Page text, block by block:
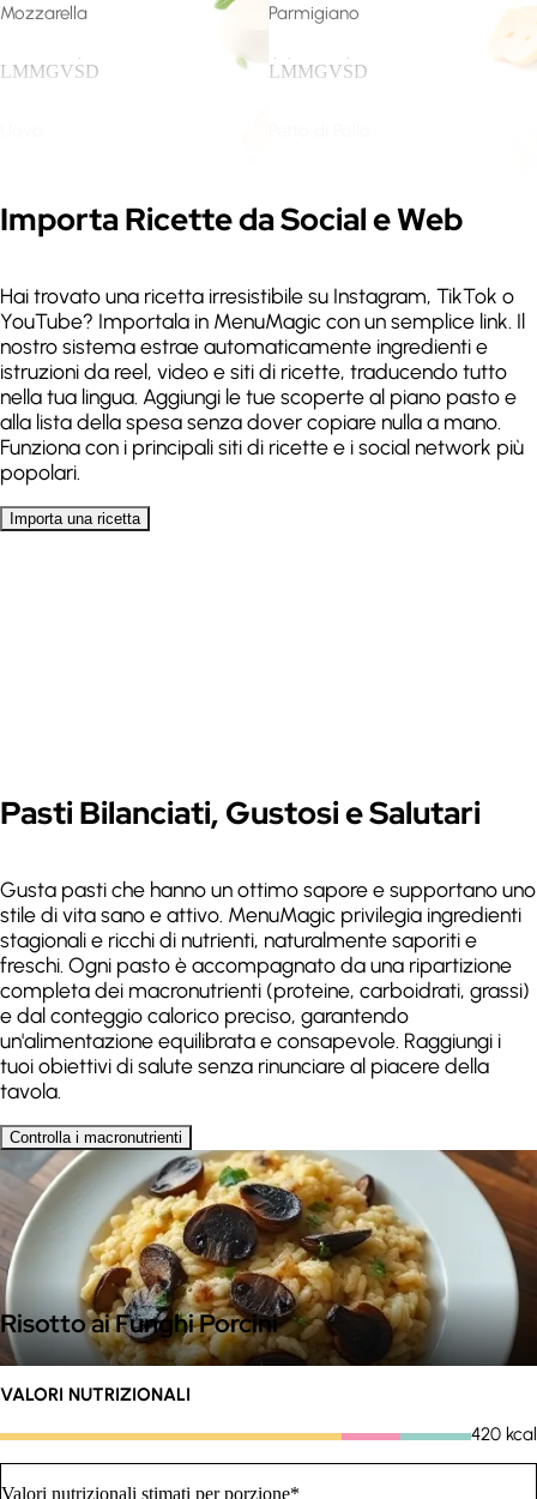
Senza lattosio Senza glutine
Allergie
Non mi piace
Mozzarella
LMMGVS
.
D
Parmigiano
L
.
M
.
MGVS
.
D
LM MGVS
.
D LM
.
MG V SD
Branzino
LMMGV SD
Lenticchie
LMMG
.
VSD
Quinoa
.
Importa Ricette da Social e Web
Hai trovato una ricetta irresistibile su Instagram, TikTok o
YouTube? Importala in MenuMagic con un semplice link. Il
nostro sistema estrae automaticamente ingredienti e
istruzioni da reel, video e siti di ricette, traducendo tutto
nella tua lingua. Aggiungi le tue scoperte al piano pasto e
alla lista della spesa senza dover copiare nulla a mano.
Funziona con i principali siti di ricette e i social network più
popolari.
Importa una ricetta
Pasti Bilanciati, Gustosi e Salutari
Gusta pasti che hanno un ottimo sapore e supportano uno
stile di vita sano e attivo. MenuMagic privilegia ingredienti
stagionali e ricchi di nutrienti, naturalmente saporiti e
freschi. Ogni pasto è accompagnato da una ripartizione
completa dei macronutrienti (proteine, carboidrati, grassi)
e dal conteggio calorico preciso, garantendo
un'alimentazione equilibrata e consapevole. Raggiungi i
tuoi obiettivi di salute senza rinunciare al piacere della
tavola.
Controlla i macronutrienti
Risotto ai Funghi Porcini
VALORI NUTRIZIONALI
420 kcal
Valori nutrizionali stimati per porzione*